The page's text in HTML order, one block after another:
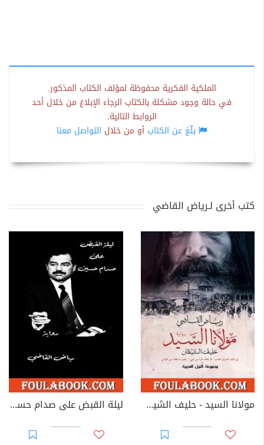
الملكية الفكرية محفوظة لمؤلف الكتاب المذكور.
في حالة وجود مشكلة بالكتاب الرجاء الإبلاغ من خلال أحد
الروابط التالية:
بلّغ عن الكتاب أو من خلال التواصل معنا
كتب أخرى لـرياض القاضي
مولانا السيد - حليف الشيطان ليلة القبض على صدام حسين